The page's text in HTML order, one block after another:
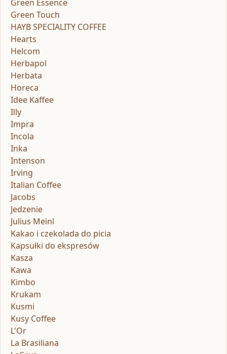
Green Essence
Green Touch
HAYB SPECIALITY COFFEE
Hearts
Helcom
Herbapol
Herbata
Horeca
Idee Kaffee
Illy
Impra
Incola
Inka
Intenson
Irving
Italian Coffee
Jacobs
Jedzenie
Julius Meinl
Kakao i czekolada do picia
Kapsułki do ekspresów
Kasza
Kawa
Kimbo
Krukam
Kusmi
Kusy Coffee
L'Or
La Brasiliana